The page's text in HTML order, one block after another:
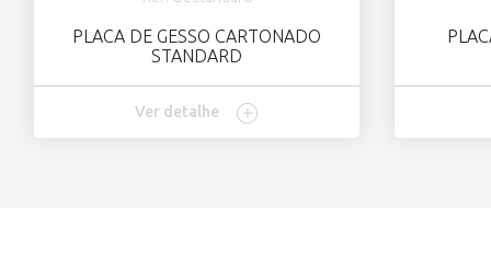
PLACA DE GESSO CARTONADO
STANDARD
Ver detalhe